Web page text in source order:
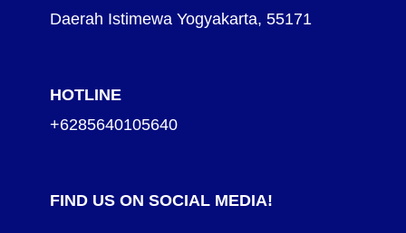
Daerah Istimewa Yogyakarta, 55171
HOTLINE
+6285640105640
FIND US ON SOCIAL MEDIA!